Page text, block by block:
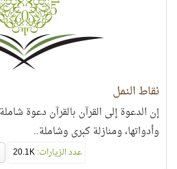
نقاط النمل
إن الدعوة إلى القرآن بالقرآن دعوة
وأدواتها، ومنازلة كبرى وشاملة..
عدد الزيارات:20.1K